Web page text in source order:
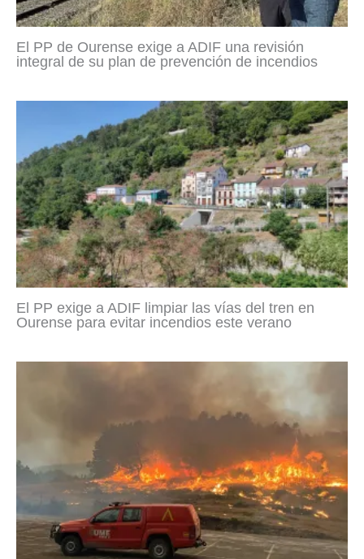
El PP de Ourense exige a ADIF una revisión
integral de su plan de prevención de incendios
El PP exige a ADIF limpiar las vías del tren en
Ourense para evitar incendios este verano